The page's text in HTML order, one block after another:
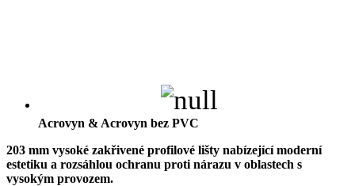
Acrovyn & Acrovyn bez PVC
203 mm vysoké zakřivené profilové lišty nabízející moderní
estetiku a rozsáhlou ochranu proti nárazu v oblastech s
vysokým provozem.